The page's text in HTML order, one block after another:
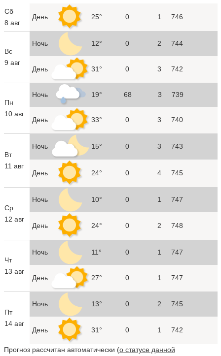
Сб
8 авг
День 25° 0 1 746
Вс
9 авг
Ночь 12° 0 2 744
День 31° 0 3 742
Пн
10 авг
Ночь 19° 68 3 739
День 33° 0 3 740
Вт
11 авг
Ночь 15° 0 3 743
День 24° 0 4 745
Ср
12 авг
Ночь 10° 0 1 747
День 24° 0 2 748
Чт
13 авг
Ночь 11° 0 1 747
День 27° 0 1 747
Пт
14 авг
Ночь 13° 0 2 745
День 31° 0 1 742
Прогноз рассчитан автоматически (о статусе данной